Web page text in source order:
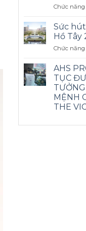
Chức
Sức
Hồ Tây
Chức
AHS
TỤC
MỆNH
THE